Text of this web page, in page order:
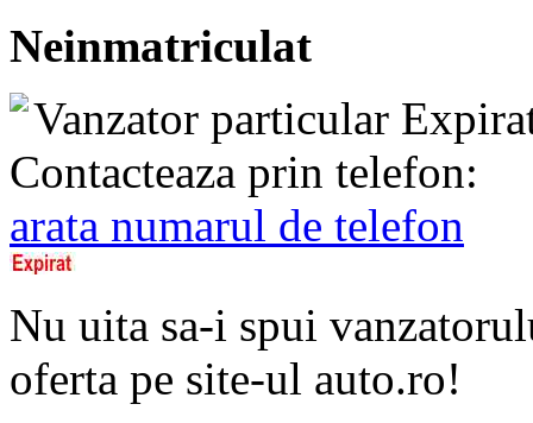
Neinmatriculat
Vanzator particular
Contacteaza prin telefon:
arata numarul de telefon
Nu uita sa-i spui
oferta pe site-ul auto.ro!